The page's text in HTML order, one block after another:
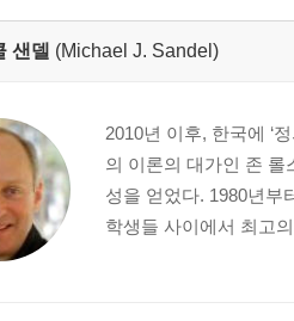
샌델 (Michael J. Sandel)
2010년 이후, 한국에 ‘
의 이론의 대가인 존 롤
성을 얻었다. 1980년부
학생들 사이에서 최고